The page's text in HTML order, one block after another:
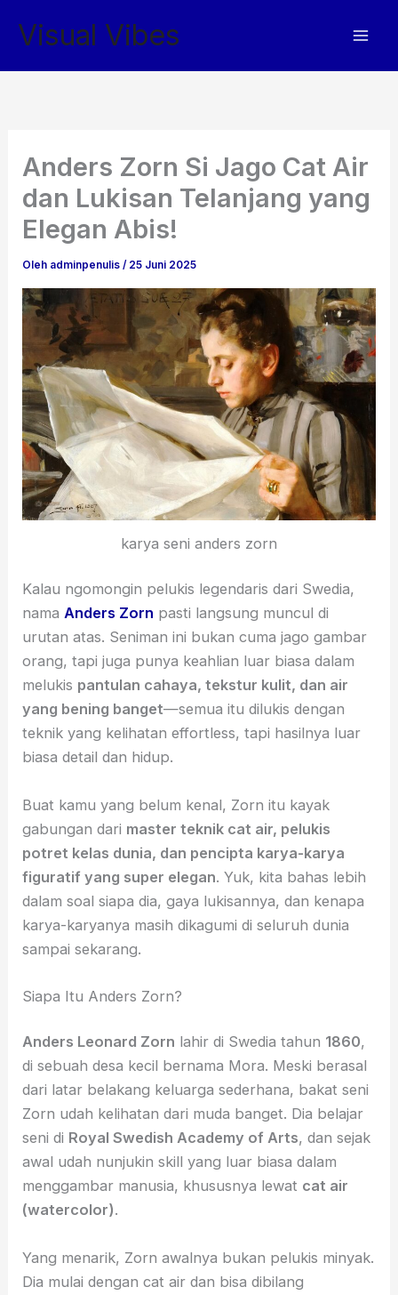
Visual Vibes
Anders Zorn Si Jago Cat Air
dan Lukisan Telanjang yang
Elegan Abis!
Oleh adminpenulis/ 25 Juni 2025
karya seni anders zorn
Kalau ngomongin pelukis legendaris dari Swedia,
namaAnders Zorn pasti langsung muncul di
urutan atas. Seniman ini bukan cuma jago gambar
orang, tapi juga punya keahlian luar biasa dalam
melukis pantulan cahaya, tekstur kulit, dan air
yang bening banget—semua itu dilukis dengan
teknik yang kelihatan effortless, tapi hasilnya luar
biasa detail dan hidup.
Buat kamu yang belum kenal, Zorn itu kayak
gabungan dari master teknik cat air, pelukis
potret kelas dunia, dan pencipta karya-karya
figuratif yang super elegan. Yuk, kita bahas lebih
dalam soal siapa dia, gaya lukisannya, dan kenapa
karya-karyanya masih dikagumi di seluruh dunia
sampai sekarang.
Siapa Itu Anders Zorn?
Anders Leonard Zorn lahir di Swedia tahun 1860,
di sebuah desa kecil bernama Mora. Meski berasal
dari latar belakang keluarga sederhana, bakat seni
Zorn udah kelihatan dari muda banget. Dia belajar
seni di Royal Swedish Academy of Arts, dan sejak
awal udah nunjukin skill yang luar biasa dalam
menggambar manusia, khususnya lewat cat air
(watercolor).
Yang menarik, Zorn awalnya bukan pelukis minyak.
Dia mulai dengan cat air dan bisa dibilang